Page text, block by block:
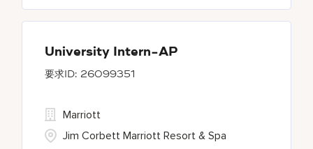
University Intern-AP
26099351
Marriott
Jim Corbett Marriott Resort & Spa